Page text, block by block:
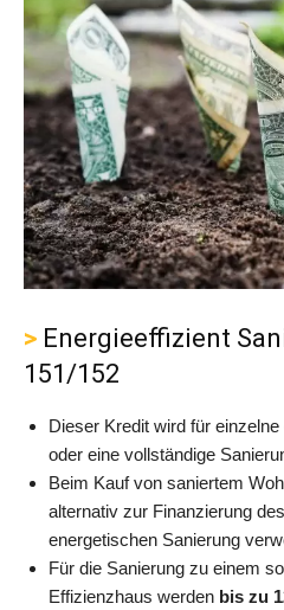
Energieeffizient
151/152
Dieser Kredit wird für
oder eine vollständige
Beim Kauf von saniertem
alternativ zur Finanzierung
energetischen Sanierung
Für die Sanierung zu einem
Effizienzhaus werden bis zu